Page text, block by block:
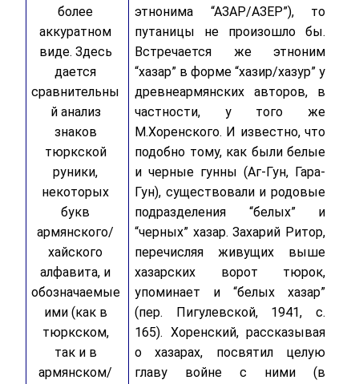
этнонима “АЗАР/АЗЕР”), то
путаницы не произошло бы.
Встречается же этноним
“хазар” в форме “хазир/хазур” у
древнеармянских авторов, в
частности, у того же
М.Хоренского. И известно, что
подобно тому, как были белые
и черные гунны (Аг-Гун, Гара-
Гун), существовали и родовые
подразделения “белых” и
“черных” хазар. Захарий Ритор,
перечисляя живущих выше
хазарских ворот тюрок,
упоминает и “белых хазар”
(пер. Пигулевской, 1941, с.
165). Хоренский, рассказывая
о хазарах, посвятил целую
главу войне с ними (в
более
аккуратном
виде. Здесь
дается
сравнительны
й анализ
знаков
тюркской
руники,
некоторых
букв
армянского/
хайского
алфавита, и
обозначаемые
ими (как в
тюркском,
так и в
армянском/